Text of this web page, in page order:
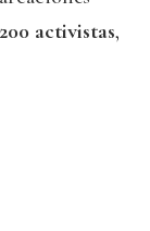
activistas,